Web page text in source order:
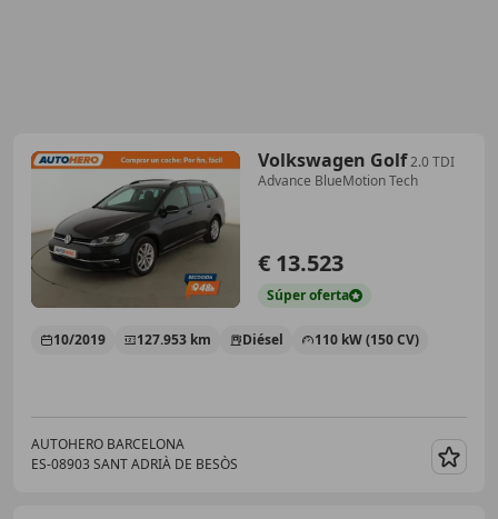
Volkswagen Golf2.0 TDI
Advance BlueMotion Tech
€ 13.523
Súperoferta
10/2019 127.953 km Diésel 110 kW (150 CV)
AUTOHERO BARCELONA
ES-08903 SANT ADRIÀ DE BESÒS